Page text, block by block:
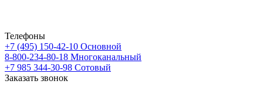
Телефоны
+7 (495) 150-42-10 Основной
8-800-234-80-18 Многоканальный
+7 985 344-30-98 Сотовый
Заказать звонок